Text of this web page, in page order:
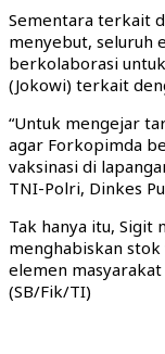
Sementara terkait
menyebut, seluruh
berkolaborasi
(Jokowi) terkait
“Untuk mengejar
agar Forkopimda
vaksinasi di
TNI-Polri, Dinkes
Tak hanya itu, Sigit
menghabiskan
elemen
(SB/Fik/TI)